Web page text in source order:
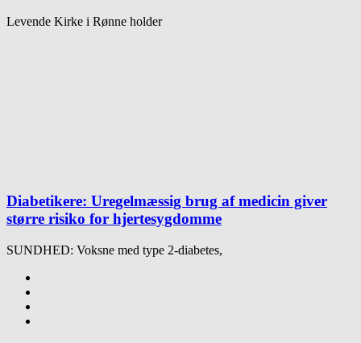
Levende Kirke i Rønne holder
Diabetikere: Uregelmæssig brug af medicin giver
større risiko for hjertesygdomme
SUNDHED: Voksne med type 2-diabetes,